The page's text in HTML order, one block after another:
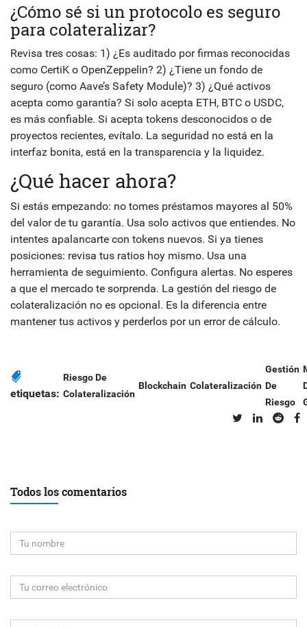
¿Cómo sé si un protocolo es seguro
para colateralizar?
Revisa tres cosas: 1) ¿Es auditado por firmas reconocidas
como CertiK o OpenZeppelin? 2) ¿Tiene un fondo de
seguro (como Aave’s Safety Module)? 3) ¿Qué activos
acepta como garantía? Si solo acepta ETH, BTC o USDC,
es más confiable. Si acepta tokens desconocidos o de
proyectos recientes, evítalo. La seguridad no está en la
interfaz bonita, está en la transparencia y la liquidez.
¿Qué hacer ahora?
Si estás empezando: no tomes préstamos mayores al 50%
del valor de tu garantía. Usa solo activos que entiendes. No
intentes apalancarte con tokens nuevos. Si ya tienes
posiciones: revisa tus ratios hoy mismo. Usa una
herramienta de seguimiento. Configura alertas. No esperes
a que el mercado te sorprenda. La gestión del riesgo de
colateralización no es opcional. Es la diferencia entre
mantener tus activos y perderlos por un error de cálculo.
etiquetas:
Riesgo De
Colateralización
Blockchain Colateralización
Gestión
De
Riesgo
Todos los comentarios